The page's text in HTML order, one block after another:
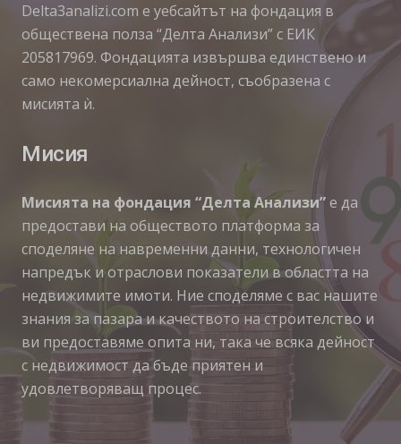
Delta3analizi.com e уебсайтът на фондация в
обществена полза “Делта Анализи” с ЕИК
205817969. Фондацията извършва единствено и
само некомерсиална дейност, съобразена с
мисията ѝ.
Мисия
Мисията на фондация “Делта Анализи”е да
предостави на обществото платформа за
споделяне на навременни данни, технологичен
напредък и отраслови показатели в областта на
недвижимите имоти. Ние споделяме с вас нашите
знания за пазара и качеството на строителство и
ви предоставяме опита ни, така че всяка дейност
с недвижимост да бъде приятен и
удовлетворяващ процес.